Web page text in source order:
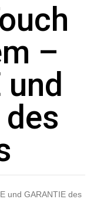
–
und
des
und GARANTIE des